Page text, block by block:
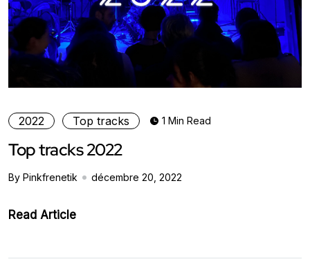
2022 Top tracks 1 Min Read
Top tracks 2022
By Pinkfrenetik décembre 20, 2022
Read Article